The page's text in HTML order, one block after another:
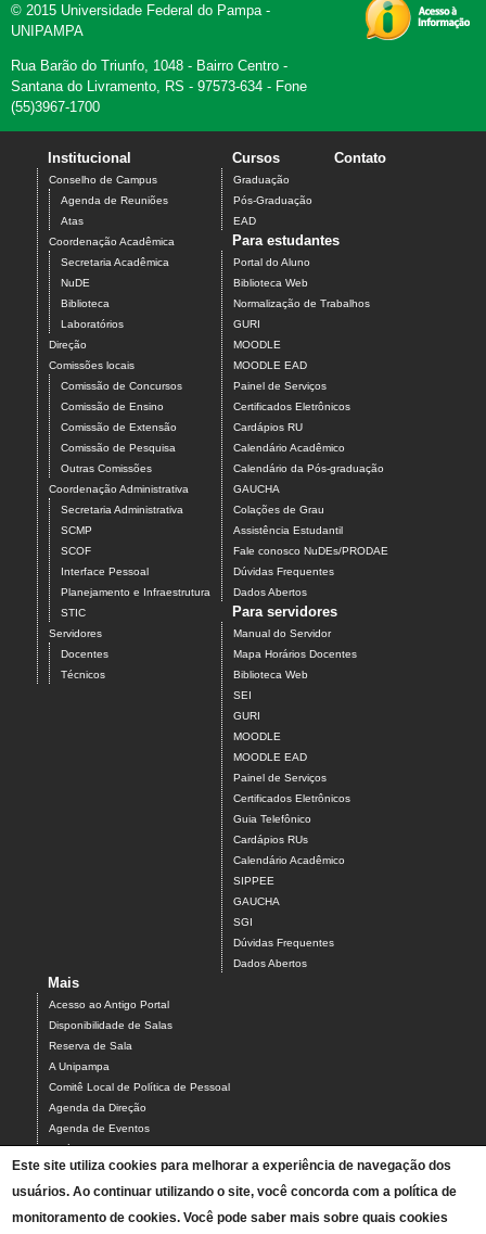
© 2015 Universidade Federal do Pampa -
UNIPAMPA
Rua Barão do Triunfo, 1048 - Bairro Centro -
Santana do Livramento, RS - 97573-634 - Fone
(55)3967-1700
Institucional
Conselho de Campus
Agenda de Reuniões
Atas
Coordenação Acadêmica
Secretaria Acadêmica
NuDE
Biblioteca
Laboratórios
Direção
Comissões locais
Comissão de Concursos
Comissão de Ensino
Comissão de Extensão
Comissão de Pesquisa
Outras Comissões
Coordenação Administrativa
Secretaria Administrativa
SCMP
SCOF
Interface Pessoal
Planejamento e Infraestrutura
STIC
Servidores
Docentes
Técnicos
Cursos
Graduação
Pós-Graduação
EAD
Contato
Para estudantes
Portal do Aluno
Biblioteca Web
Normalização de Trabalhos
GURI
MOODLE
MOODLE EAD
Painel de Serviços
Certificados Eletrônicos
Cardápios RU
Calendário Acadêmico
Calendário da Pós-graduação
GAUCHA
Colações de Grau
Assistência Estudantil
Fale conosco NuDEs/PRODAE
Dúvidas Frequentes
Dados Abertos
Para servidores
Manual do Servidor
Mapa Horários Docentes
Biblioteca Web
SEI
GURI
MOODLE
MOODLE EAD
Painel de Serviços
Certificados Eletrônicos
Guia Telefônico
Cardápios RUs
Calendário Acadêmico
SIPPEE
GAUCHA
SGI
Dúvidas Frequentes
Dados Abertos
Mais
Acesso ao Antigo Portal
Disponibilidade de Salas
Reserva de Sala
A Unipampa
Comitê Local de Política de Pessoal
Agenda da Direção
Agenda de Eventos
Estágios
Relatório de Gestão
Infraestrutura do Campus
Este site utiliza cookies para melhorar a experiência de navegação dos
usuários. Ao continuar utilizando o site, você concorda com a política de
monitoramento de cookies. Você pode saber mais sobre quais cookies